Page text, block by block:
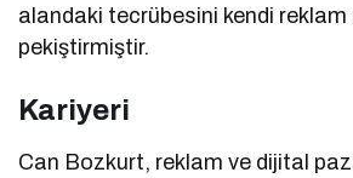
alandaki tecrübesini kendi reklam
pekiştirmiştir.
Kariyeri
Can Bozkurt, reklam ve dijital